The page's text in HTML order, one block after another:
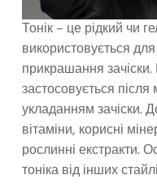
Тонік – це рідкий чи
використовується
прикрашання
застосовується
укладанням зачіски.
вітаміни, корисні
рослинні екстракти.
тоніка від інших